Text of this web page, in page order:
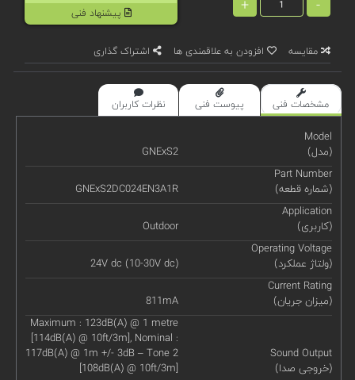
-
+
پیشنهاد فنی
مقایسه افزودن به علاقمندی ها اشتراک گذاری
مشخصات فنی پیوست فنی نظرات کاربران
Model
(مدل)
GNExS2
Part Number
(شماره قطعه)
GNExS2DC024EN3A1R
Application
(کاربری)
Outdoor
Operating Voltage
(ولتاژ عملکرد)
24V dc (10-30V dc)
Current Rating
(میزان جریان)
811mA
Sound Output
(خروجی صدا)
Maximum : 123dB(A) @ 1 metre
[114dB(A) @ 10ft/3m], Nominal :
117dB(A) @ 1m +/- 3dB – Tone 2
[108dB(A) @ 10ft/3m]